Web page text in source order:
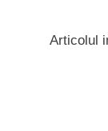
Articolul